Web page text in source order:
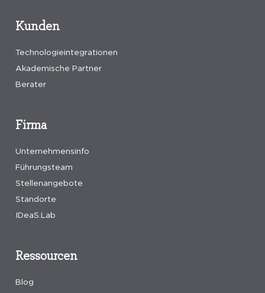
Firma
Unternehmensinfo
Führungsteam
Stellenangebote
Standorte
IDeaS.Lab
Ressourcen
Blog
Kunden
Technologieintegrationen
Akademische Partner
Berater